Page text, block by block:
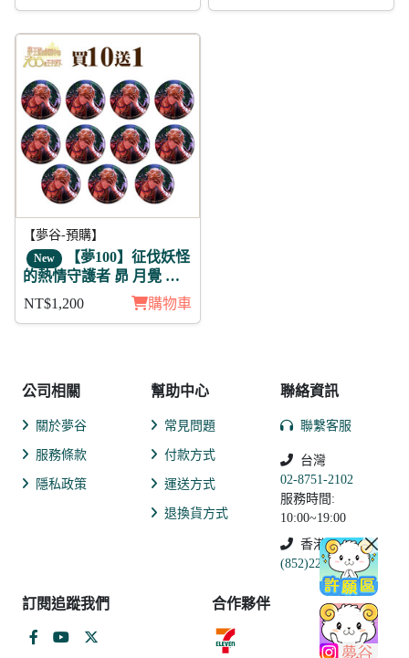
【夢谷-預購】
New 【夢100】征伐妖怪
的熱情守護者 昴 月覺 徽
章11入組
NT$1,200 購物車
公司相關
關於夢谷
服務條款
隱私政策
幫助中心
常見問題
付款方式
運送方式
退換貨方式
聯絡資訊
聯繫客服
台灣
02-8751-2102
服務時間:
10:00~19:00
香港
(852)2250-9311
訂閱追蹤我們 合作夥伴